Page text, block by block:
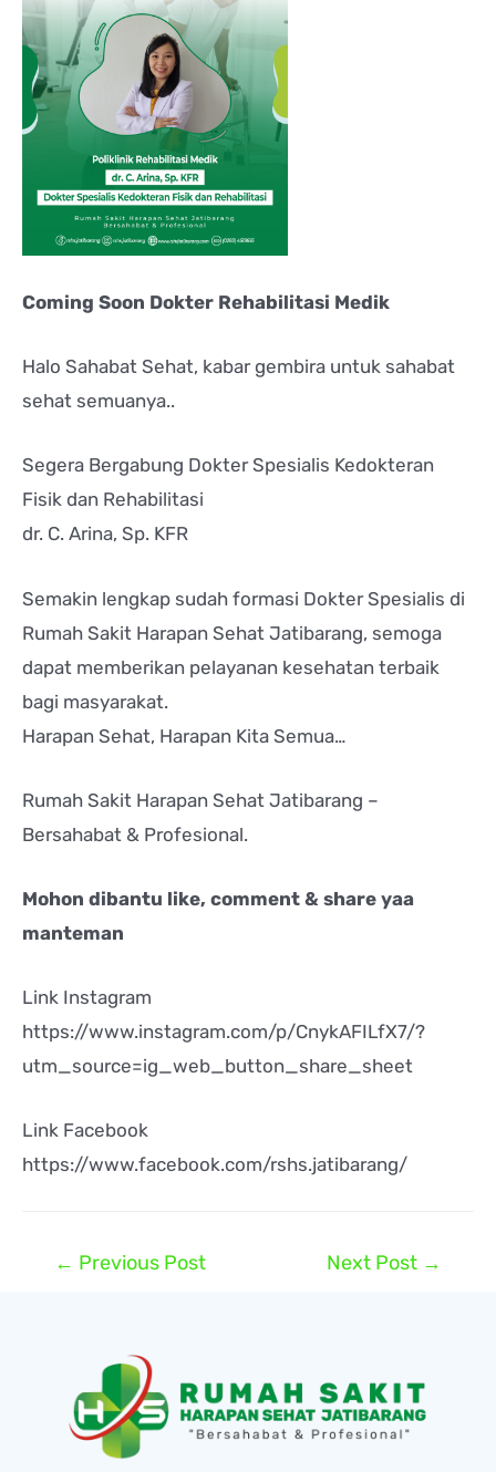
Coming Soon Dokter Rehabilitasi Medik
Halo Sahabat Sehat, kabar gembira untuk sahabat
sehat semuanya..
Segera Bergabung Dokter Spesialis Kedokteran
Fisik dan Rehabilitasi
dr. C. Arina, Sp. KFR
Semakin lengkap sudah formasi Dokter Spesialis di
Rumah Sakit Harapan Sehat Jatibarang, semoga
dapat memberikan pelayanan kesehatan terbaik
bagi masyarakat.
Harapan Sehat, Harapan Kita Semua…
Rumah Sakit Harapan Sehat Jatibarang –
Bersahabat & Profesional.
Mohon dibantu like, comment & share yaa
manteman
Link Instagram
https://www.instagram.com/p/CnykAFILfX7/?
utm_source=ig_web_button_share_sheet
Link Facebook
https://www.facebook.com/rshs.jatibarang/
← Previous Post Next Post →